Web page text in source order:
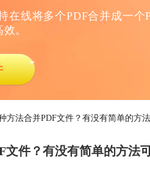
在线将多个PDF合并成一个
。
方法合并PDF文件？有没有简单的方
件？有没有简单的方法